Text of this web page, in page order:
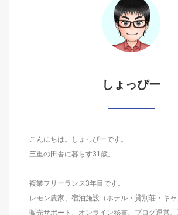
しょっぴー
こんにちは。しょっぴーです。
三重の田舎に暮らす31歳。
複業フリーランス3年目です。
レモン農家、宿泊施設（ホテル・貸別荘・キャ
販売サポート、オンライン秘書、ブログ運営